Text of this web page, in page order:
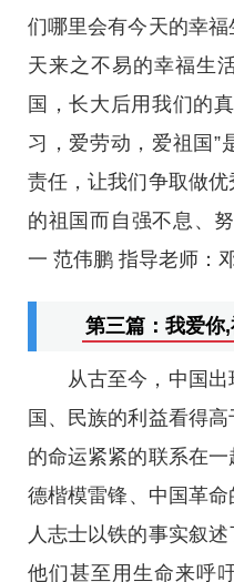
们哪里会有今天的幸
天来之不易的幸福生
国，长大后用我们的
习，爱劳动，爱祖国”
责任，让我们争取做
的祖国而自强不息、
一 范伟鹏 指导老师：
第三篇：我爱你,
从古至今，中国
国、民族的利益看得
的命运紧紧的联系在
德楷模雷锋、中国革
人志士以铁的事实叙
他们甚至用生命来呼